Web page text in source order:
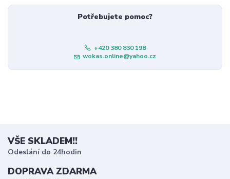
Potřebujete pomoc?
+420 380 830 198
wokas.online@yahoo.cz
VŠE SKLADEM!!
Odeslání do 24hodin
DOPRAVA ZDARMA